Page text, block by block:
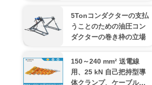
5Tonコンダクターの支払
うことのための油圧コン
ダクターの巻き枠の立場
150～240 mm² 送電線
用、25 kN 自己把持型導
体クランプ、ケーブルを